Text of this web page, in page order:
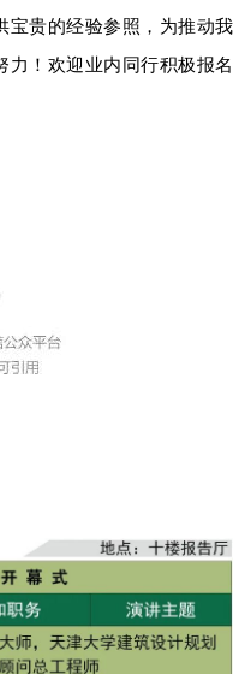
宝贵的经验参照，为推动我
！欢迎业内同行积极报名